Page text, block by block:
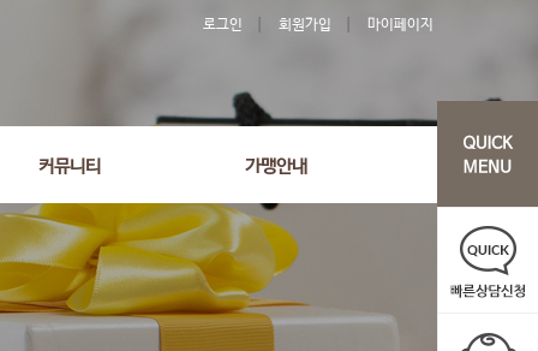
로그인 회원가입 마이페이지
커뮤니티 가맹안내
order by wr_datetime desc limit 1 asdasf